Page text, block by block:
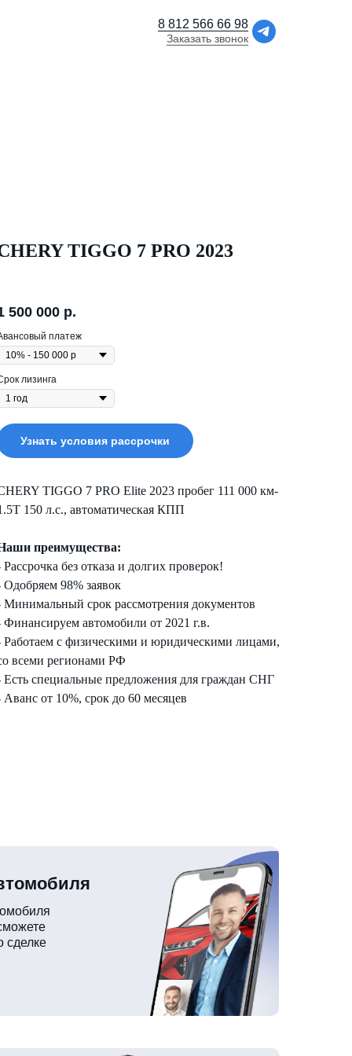
8 812 566 66 98
Заказать звонок
TIGGO 7 PRO 2023
500 000 р.
платеж
лизинга
Узнать условия рассрочки
TIGGO 7 PRO Elite 2023 пробег 111 000 км-
150 л.с., автоматическая КПП
преимущества:
Рассрочка без отказа и долгих проверок!
Одобряем 98% заявок
Минимальный срок рассмотрения документов
Финансируем автомобили от 2021 г.в.
Работаем с физическими и юридическими лицами,
всеми регионами РФ
Есть специальные предложения для граждан СНГ
Аванс от 10%, срок до 60 месяцев
сделке